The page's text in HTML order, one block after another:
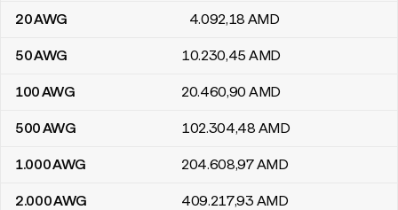
20AWG 4.092,18 AMD
50AWG 10.230,45 AMD
100AWG 20.460,90 AMD
500AWG 102.304,48 AMD
1.000AWG 204.608,97AMD
2.000AWG 409.217,93 AMD